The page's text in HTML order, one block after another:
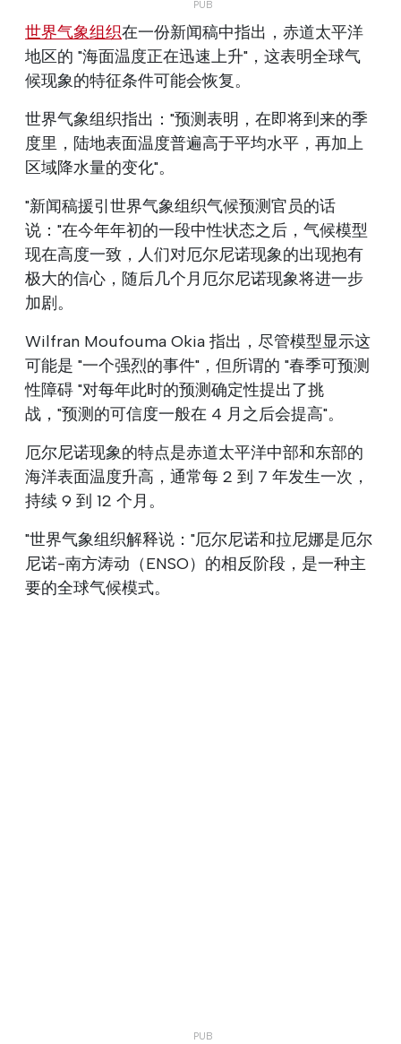
世界气象组织在一份新闻稿中指出，赤道太平洋
地区的 "海面温度正在迅速上升"，这表明全球气
候现象的特征条件可能会恢复。
世界气象组织指出："预测表明，在即将到来的季
度里，陆地表面温度普遍高于平均水平，再加上
区域降水量的变化"。
"新闻稿援引世界气象组织气候预测官员的话
说："在今年年初的一段中性状态之后，气候模型
现在高度一致，人们对厄尔尼诺现象的出现抱有
极大的信心，随后几个月厄尔尼诺现象将进一步
加剧。
Wilfran Moufouma Okia 指出，尽管模型显示这
可能是 "一个强烈的事件"，但所谓的 "春季可预测
性障碍 "对每年此时的预测确定性提出了挑
战，"预测的可信度一般在 4 月之后会提高"。
厄尔尼诺现象的特点是赤道太平洋中部和东部的
海洋表面温度升高，通常每 2 到 7 年发生一次，
持续 9 到 12 个月。
"世界气象组织解释说："厄尔尼诺和拉尼娜是厄尔
尼诺-南方涛动（ENSO）的相反阶段，是一种主
要的全球气候模式。